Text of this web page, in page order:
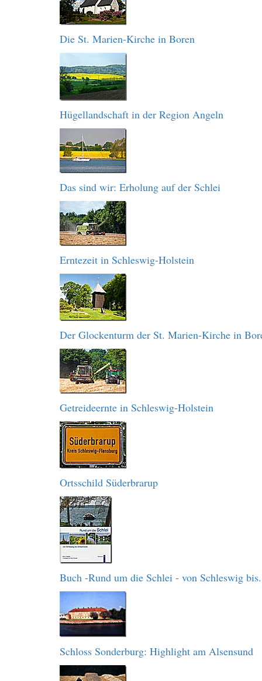
Die St. Marien-Kirche in Boren
Hügellandschaft in der Region Angeln
Das sind wir: Erholung auf der Schlei
Erntezeit in Schleswig-Holstein
Der Glockenturm der St. Marien-Kirche in
Getreideernte in Schleswig-Holstein
Ortsschild Süderbrarup
Buch -Rund um die Schlei - von Schleswig
Schloss Sonderburg: Highlight am Alsensund